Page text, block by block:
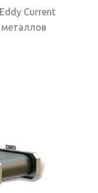
Current